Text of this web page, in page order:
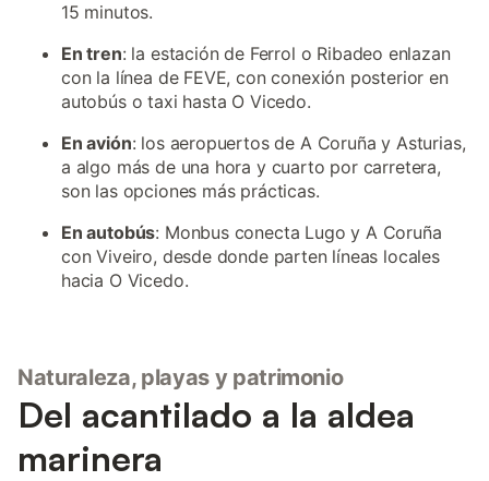
15 minutos.
En tren: la estación de Ferrol o Ribadeo enlazan
con la línea de FEVE, con conexión posterior en
autobús o taxi hasta O Vicedo.
En avión: los aeropuertos de A Coruña y Asturias,
a algo más de una hora y cuarto por carretera,
son las opciones más prácticas.
En autobús: Monbus conecta Lugo y A Coruña
con Viveiro, desde donde parten líneas locales
hacia O Vicedo.
Naturaleza, playas y patrimonio
Del acantilado a la aldea
marinera